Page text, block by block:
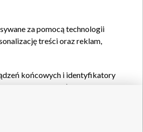
za pomocą technologii
treści oraz reklam,
końcowych i identyfikatory
oraz pozostałych
wyboru spersonalizowanych
reklam, pomiaru wydajności
oszustwom i usuwania